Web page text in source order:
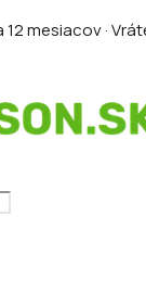
12 mesiacov ·